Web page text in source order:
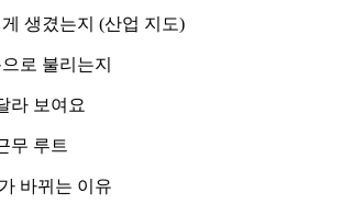
생겼는지 (산업 지도)
로 불리는지
라 보여요
무 루트
바뀌는 이유